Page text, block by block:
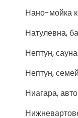
Нано-мойка
Натулевна,
Нептун, сауна
Нептун,
Ниагара,